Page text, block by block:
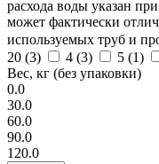
расхода воды указан
может фактически
используемых труб и
20 (3) 4 (3) 5 (1)
Вес, кг (без упаковки)
0.0
30.0
60.0
90.0
120.0